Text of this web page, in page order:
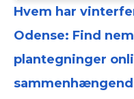
Hvem har
Odense: Find
plantegninger